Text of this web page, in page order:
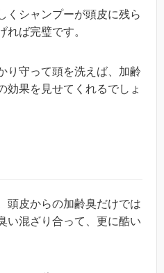
くシャンプーが頭皮に残ら
れば完璧です。
り守って頭を洗えば、加齢
効果を見せてくれるでしょ
頭皮からの加齢臭だけでは
い混ざり合って、更に酷い